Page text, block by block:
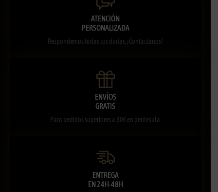
ATENCIÓN
PERSONALIZADA
Respondemos todas tus dudas, ¡Contáctanos!
ENVÍOS
GRATIS
Para pedidos superiores a 30€ en península.
ENTREGA
EN 24H-48H